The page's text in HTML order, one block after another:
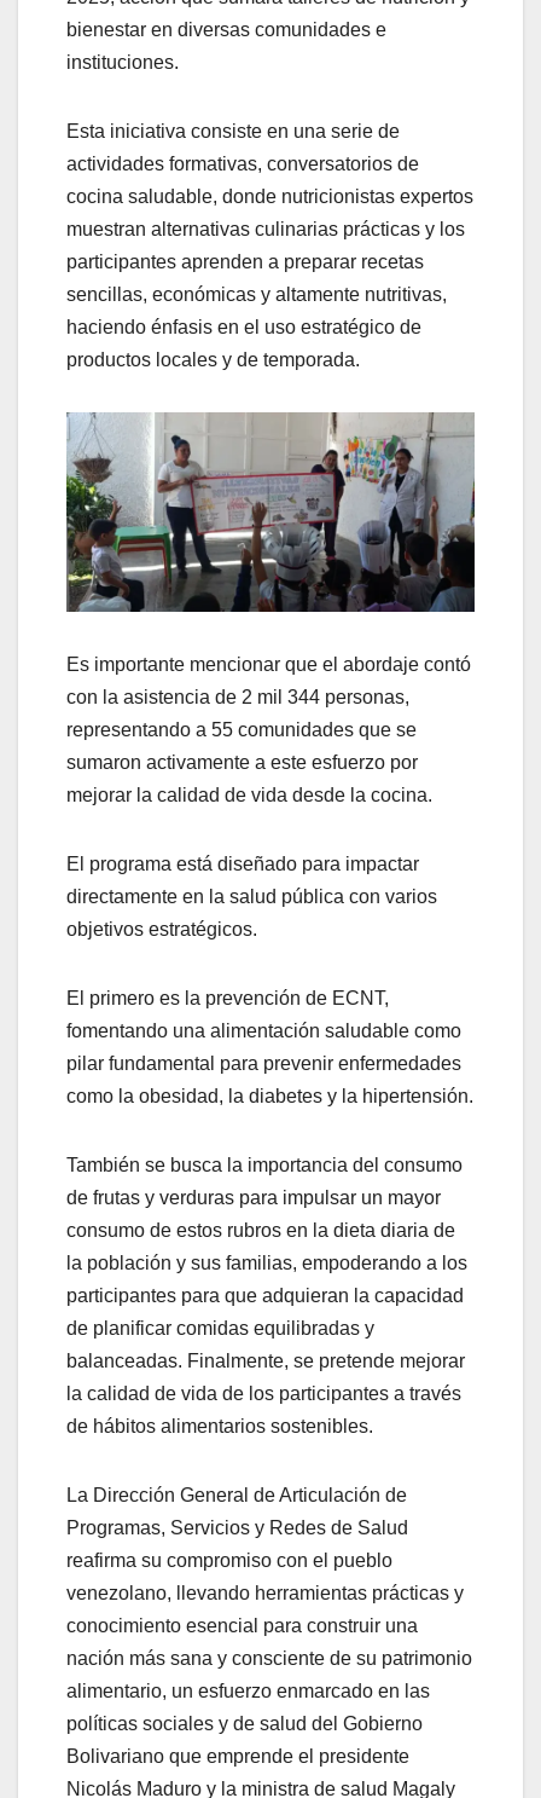
bienestar en diversas comunidades e
instituciones.
Esta iniciativa consiste en una serie de
actividades formativas, conversatorios de
cocina saludable, donde nutricionistas expertos
muestran alternativas culinarias prácticas y los
participantes aprenden a preparar recetas
sencillas, económicas y altamente nutritivas,
haciendo énfasis en el uso estratégico de
productos locales y de temporada.
Es importante mencionar que el abordaje contó
con la asistencia de 2 mil 344 personas,
representando a 55 comunidades que se
sumaron activamente a este esfuerzo por
mejorar la calidad de vida desde la cocina.
El programa está diseñado para impactar
directamente en la salud pública con varios
objetivos estratégicos.
El primero es la prevención de ECNT,
fomentando una alimentación saludable como
pilar fundamental para prevenir enfermedades
como la obesidad, la diabetes y la hipertensión.
También se busca la importancia del consumo
de frutas y verduras para impulsar un mayor
consumo de estos rubros en la dieta diaria de
la población y sus familias, empoderando a los
participantes para que adquieran la capacidad
de planificar comidas equilibradas y
balanceadas. Finalmente, se pretende mejorar
la calidad de vida de los participantes a través
de hábitos alimentarios sostenibles.
La Dirección General de Articulación de
Programas, Servicios y Redes de Salud
reafirma su compromiso con el pueblo
venezolano, llevando herramientas prácticas y
conocimiento esencial para construir una
nación más sana y consciente de su patrimonio
alimentario, un esfuerzo enmarcado en las
políticas sociales y de salud del Gobierno
Bolivariano que emprende el presidente
Nicolás Maduro y la ministra de salud Magaly